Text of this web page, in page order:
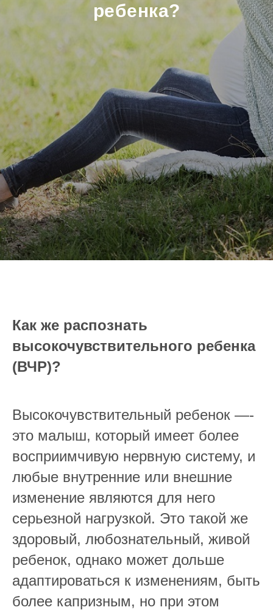
ребенка?
Как же распознать
высокочувствительного ребенка
(ВЧР)?
Высокочувствительный ребенок —-
это малыш, который имеет более
восприимчивую нервную систему, и
любые внутренние или внешние
изменение являются для него
серьезной нагрузкой. Это такой же
здоровый, любознательный, живой
ребенок, однако может дольше
адаптироваться к изменениям, быть
более капризным, но при этом